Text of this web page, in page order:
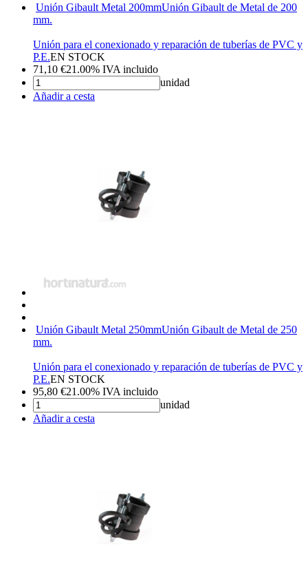
Unión Gibault Metal 200mmUnión Gibault de Metal de 200
mm.
Unión para el conexionado y reparación de tuberías de PVC y
P.E.EN STOCK
71,10 €21.00% IVA incluido
unidad
Añadir a cesta
Unión Gibault Metal 250mmUnión Gibault de Metal de 250
mm.
Unión para el conexionado y reparación de tuberías de PVC y
P.E.EN STOCK
95,80 €21.00% IVA incluido
unidad
Añadir a cesta